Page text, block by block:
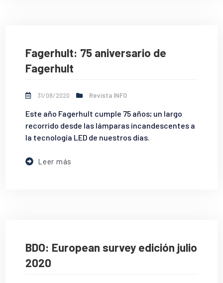
Fagerhult: 75 aniversario de
Fagerhult
31/08/2020 Revista INFO
Este año Fagerhult cumple 75 años; un largo
recorrido desde las lámparas incandescentes a
la tecnología LED de nuestros días.
Leer más
BDO: European survey edición julio
2020